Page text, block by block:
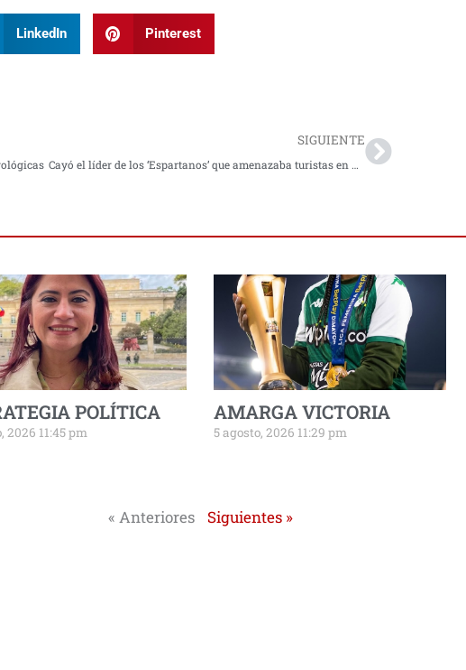
LinkedIn Pinterest
SIGUIENTE
Cayó el líder de los ‘Espartanos’ que amenazaba turistas en Buenaventura
POLÍTICA
2026 11:45 pm
AMARGA VICTORIA
5 agosto, 2026 11:29 pm
« Anteriores Siguientes »